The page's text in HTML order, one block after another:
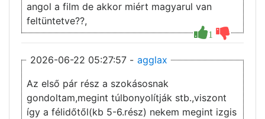
1
angol a film de akkor miért magyarul van
feltüntetve??,
2026-06-22 05:27:57 - agglax
Az első pár rész a szokásosnak
gondoltam,megint túlbonyolítják stb.,viszont
így a félidőtől(kb 5-6.rész) nekem megint izgis